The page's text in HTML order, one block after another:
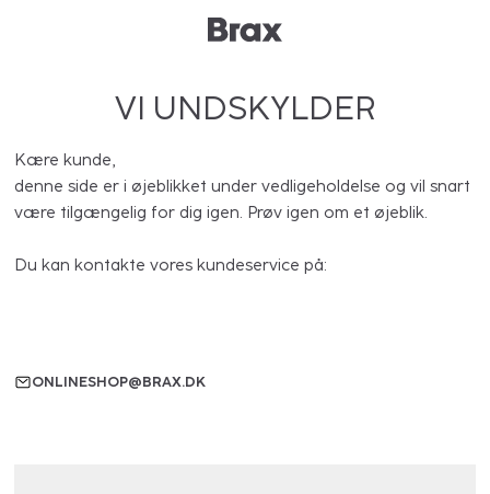
VI UNDSKYLDER
Kære kunde,
denne side er i øjeblikket under vedligeholdelse og vil snart
være tilgængelig for dig igen. Prøv igen om et øjeblik.
Du kan kontakte vores kundeservice på:
ONLINESHOP@BRAX.DK